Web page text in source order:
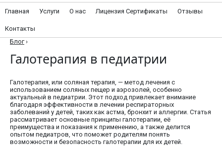
Главная Услуги О нас Лицензия Сертификаты Отзывы
Контакты
Блог ›
Галотерапия в педиатрии
Галотерапия, или соляная терапия, — метод лечения с
использованием соляных пещер и аэрозолей, особенно
актуальный в педиатрии. Этот подход привлекает внимание
благодаря эффективности в лечении респираторных
заболеваний у детей, таких как астма, бронхит и аллергии. Статья
рассматривает основные принципы галотерапии, её
преимущества и показания к применению, а также делится
опытом педиатров, что поможет родителям понять
возможности и безопасность галотерапии для их детей.